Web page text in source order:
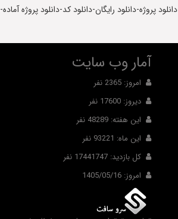
پروژه-دانلود رایگان-دانلود کد-دانلود پروژه
آمار وب سایت
امروز: 2365 نفر
دیروز: 17600 نفر
این هفته: 48289 نفر
این ماه: 93221 نفر
کل بازدید: 17441747 نفر
امروز: 1405/05/16